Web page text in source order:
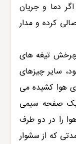
دما و جریان
کرده و مدار
تیغه های
سایر چیزهای
هوا کشیده می
صفحه سیمی
را در دو طرف
که از سشوار